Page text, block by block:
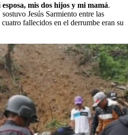
mis dos hijos y mi mamá.
Jesús Sarmiento entre las
fallecidos en el derrumbe eran su